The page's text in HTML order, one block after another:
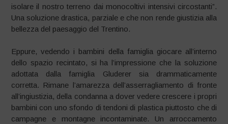
isolare il nostro terreno dai monocoltivi intensivi circostanti”.
Una soluzione drastica, parziale e che non rende giustizia alla
bellezza del paesaggio del Trentino.
Eppure, vedendo i bambini della famiglia giocare all’interno
dello spazio recintato, si ha l’impressione che la soluzione
adottata dalla famiglia Gluderer sia drammaticamente
corretta. Rimane l’amarezza dell’asserragliamento di fronte
all’ingiustizia, della condanna a dover vedere crescere i propri
bambini con uno sfondo di tendoni di plastica piuttosto che di
campagne e montagne incontaminate. Un arroccamento